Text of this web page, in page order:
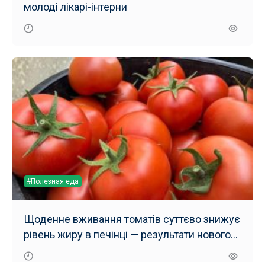
молоді лікарі-інтерни
#Полезная еда
Щоденне вживання томатів суттєво знижує
рівень жиру в печінці — результати нового
дослідження